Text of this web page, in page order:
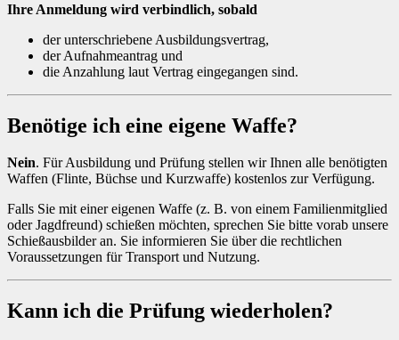
Ihre Anmeldung wird verbindlich, sobald
der unterschriebene Ausbildungsvertrag,
der Aufnahmeantrag und
die Anzahlung laut Vertrag eingegangen sind.
Benötige ich eine eigene Waffe?
Nein. Für Ausbildung und Prüfung stellen wir Ihnen alle benötigten
Waffen (Flinte, Büchse und Kurzwaffe) kostenlos zur Verfügung.
Falls Sie mit einer eigenen Waffe (z. B. von einem Familienmitglied
oder Jagdfreund) schießen möchten, sprechen Sie bitte vorab unsere
Schießausbilder an. Sie informieren Sie über die rechtlichen
Voraussetzungen für Transport und Nutzung.
Kann ich die Prüfung wiederholen?